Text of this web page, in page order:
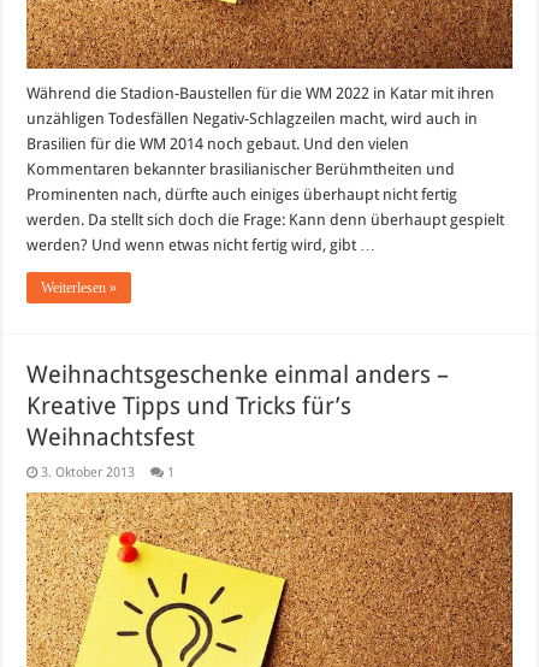
Während die Stadion-Baustellen für die WM 2022 in Katar mit ihren
unzähligen Todesfällen Negativ-Schlagzeilen macht, wird auch in
Brasilien für die WM 2014 noch gebaut. Und den vielen
Kommentaren bekannter brasilianischer Berühmtheiten und
Prominenten nach, dürfte auch einiges überhaupt nicht fertig
werden. Da stellt sich doch die Frage: Kann denn überhaupt gespielt
werden? Und wenn etwas nicht fertig wird, gibt …
Weiterlesen »
Weihnachtsgeschenke einmal anders –
Kreative Tipps und Tricks für’s
Weihnachtsfest
3. Oktober 2013 1